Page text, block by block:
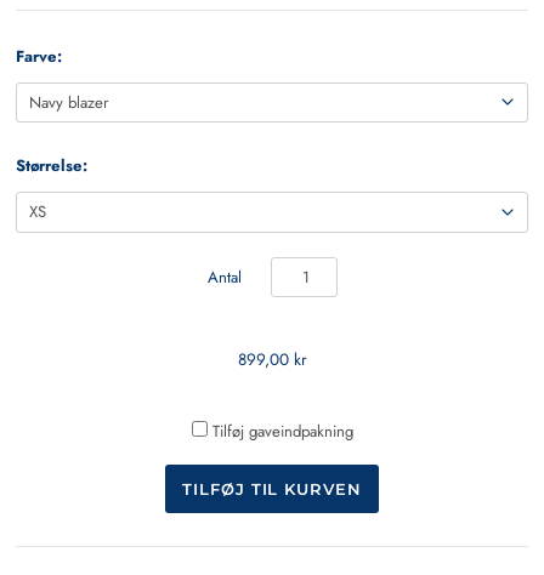
Farve:
Størrelse:
Antal
899,00 kr
Tilføj gaveindpakning